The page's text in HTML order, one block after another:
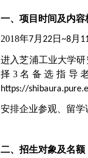
一、项目时间及内容
2018年7月 22日 ~8月
进入芝浦工业大学
择 3名备选指导
https://
安排企业参观、留学
二、招生对象及名额